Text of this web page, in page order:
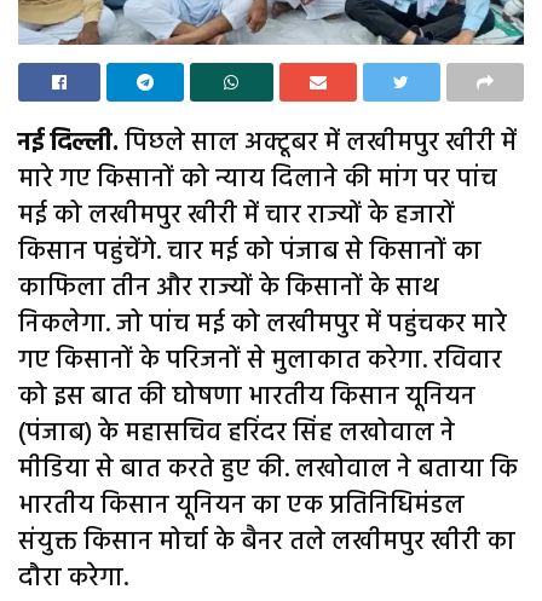
नई दिल्ली.पिछले साल अक्टूबर में लखीमपुर खीरी में
मारे गए किसानों को न्याय दिलाने की मांग पर पांच
मई को लखीमपुर खीरी में चार राज्यों के हजारों
किसान पहुंचेंगे. चार मई को पंजाब से किसानों का
काफिला तीन और राज्यों के किसानों के साथ
निकलेगा. जो पांच मई को लखीमपुर में पहुंचकर मारे
गए किसानों के परिजनों से मुलाकात करेगा. रविवार
को इस बात की घोषणा भारतीय किसान यूनियन
(पंजाब) के महासचिव हरिंदर सिंह लखोवाल ने
मीडिया से बात करते हुए की. लखोवाल ने बताया कि
भारतीय किसान यूनियन का एक प्रतिनिधिमंडल
संयुक्त किसान मोर्चा के बैनर तले लखीमपुर खीरी का
दौरा करेगा.